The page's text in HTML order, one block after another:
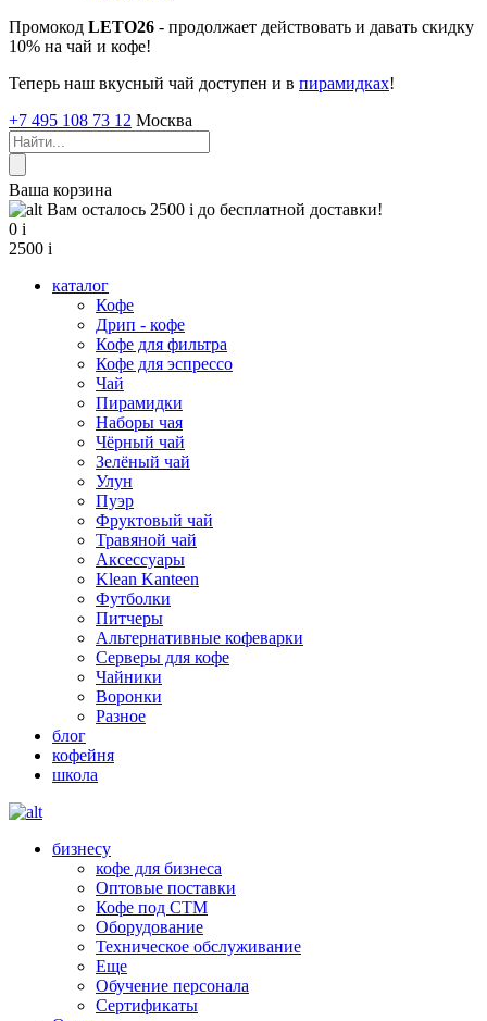
Промокод LETO26 - продолжает действовать и давать скидку
10% на чай и кофе!
Теперь наш вкусный чай доступен и в пирамидках!
+7 495 108 73 12 Москва
Ваша корзина
Вам осталось 2500 i до бесплатной доставки!
0 i
2500 i
каталог
Кофе
Дрип - кофе
Кофе для фильтра
Кофе для эспрессо
Чай
Пирамидки
Наборы чая
Чёрный чай
Зелёный чай
Улун
Пуэр
Фруктовый чай
Травяной чай
Аксессуары
Klean Kanteen
Футболки
Питчеры
Альтернативные кофеварки
Серверы для кофе
Чайники
Воронки
Разное
блог
кофейня
школа
бизнесу
кофе для бизнеса
Оптовые поставки
Кофе под СТМ
Оборудование
Техническое обслуживание
Еще
Обучение персонала
Сертификаты